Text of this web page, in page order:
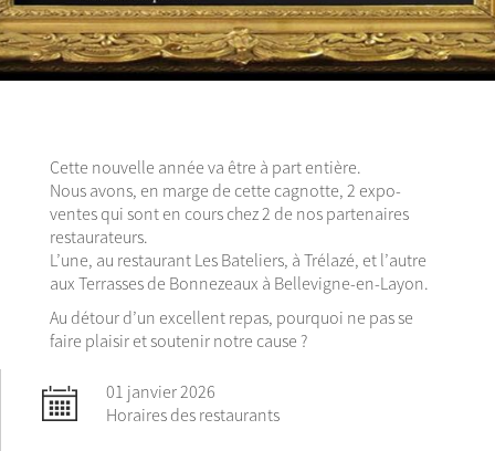
Cette nouvelle année va être à part entière.
Nous avons, en marge de cette cagnotte, 2 expo-
ventes qui sont en cours chez 2 de nos partenaires
restaurateurs.
L’une, au restaurant Les Bateliers, à Trélazé, et l’autre
aux Terrasses de Bonnezeaux à Bellevigne-en-Layon.
Au détour d’un excellent repas, pourquoi ne pas se
faire plaisir et soutenir notre cause ?
01 janvier 2026
Horaires des restaurants